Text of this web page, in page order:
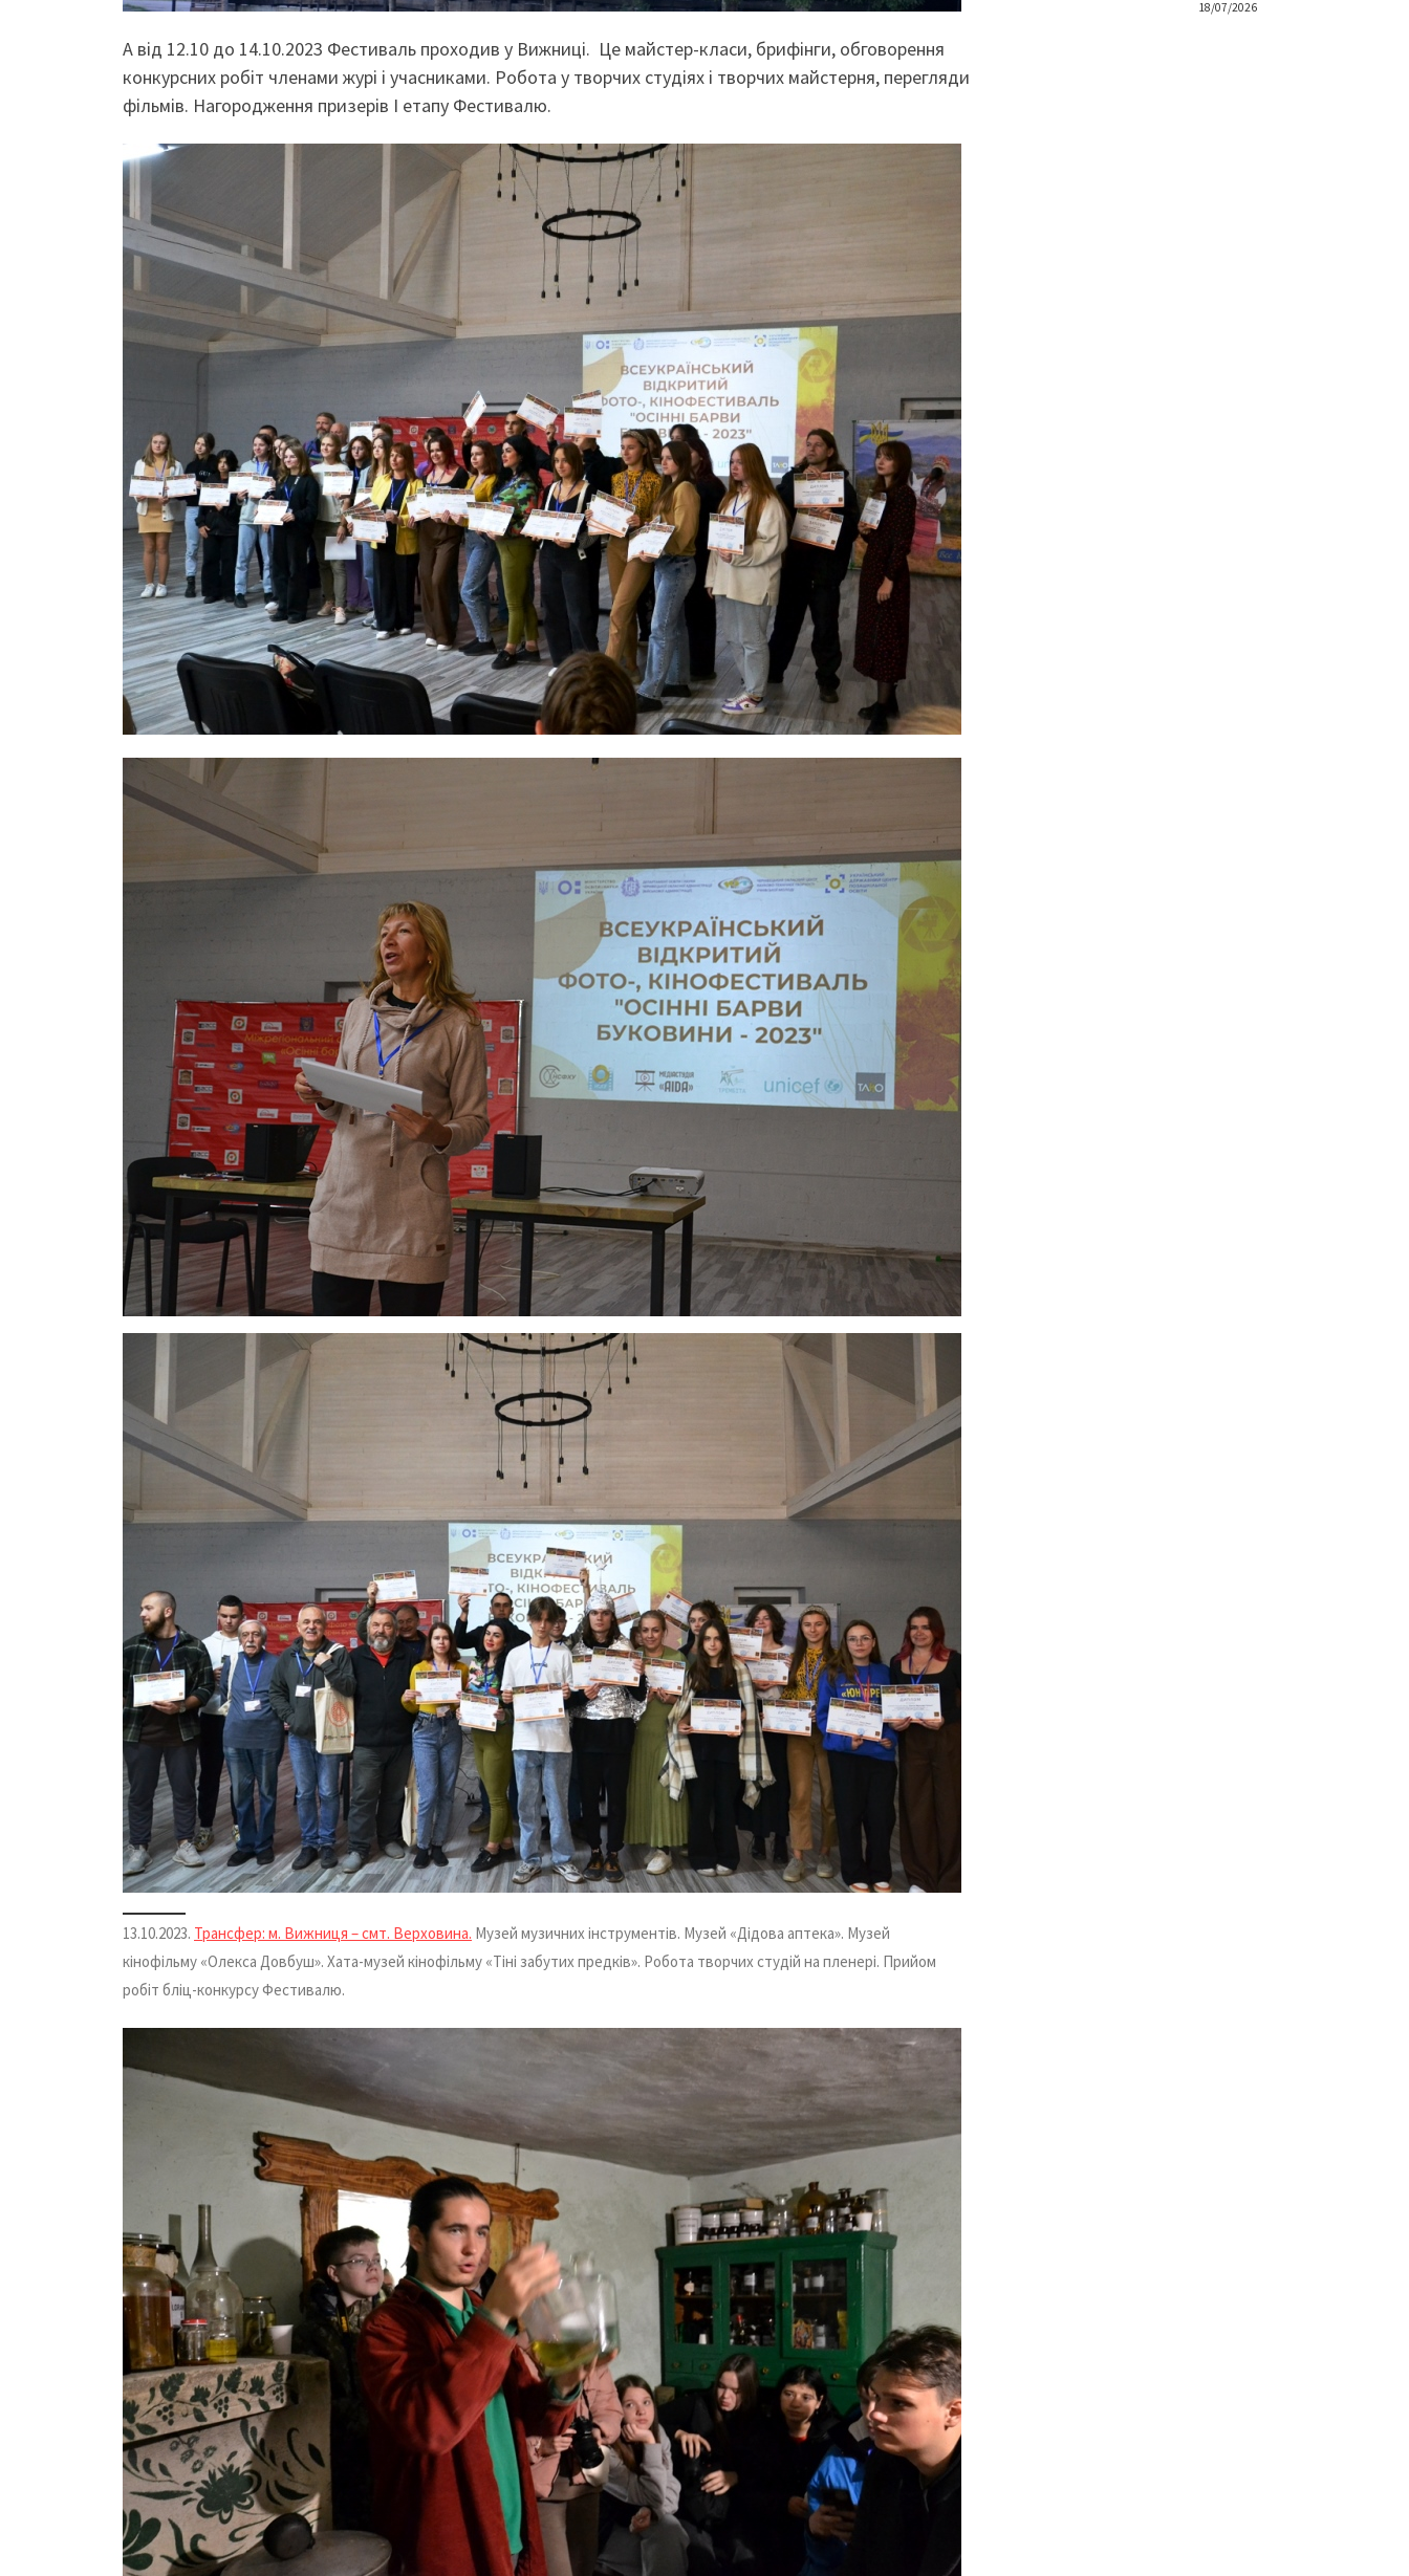
А від 12.10 до 14.10.2023 Фестиваль проходив у Вижниці. Це майстер-класи, брифінги, обговорення
конкурсних робіт членами журі і учасниками. Робота у творчих студіях і творчих майстерня, перегляди
фільмів. Нагородження призерів І етапу Фестивалю.
13.10.2023. Трансфер: м. Вижниця – смт. Верховина. Музей музичних інструментів. Музей «Дідова аптека». Музей
кінофільму «Олекса Довбуш». Хата-музей кінофільму «Тіні забутих предків». Робота творчих студій на пленері. Прийом
робіт бліц-конкурсу Фестивалю.
18/07/2026